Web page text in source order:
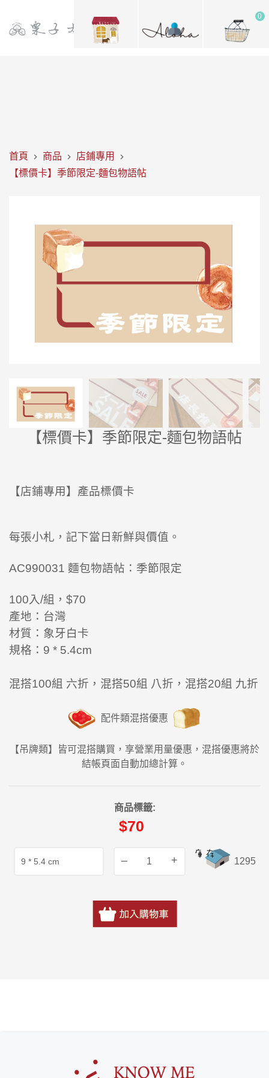
0
首頁 商品
店鋪專用
【標價卡】季節限定-麵包物語帖
【標價卡】季節限定-麵包物語帖
【店鋪專用】產品標價卡
每張小札，記下當日新鮮與價值。
AC990031 麵包物語帖 ：季節限定
100入/組，$70
產地：台灣
材質：象牙白卡
規格：9 * 5.4cm
混搭100組 六折，混搭50組 八折，混搭20組 九折
配件類混搭優惠
【吊牌類】皆可混搭購買，享營業用量優惠，混搭優惠將於
結帳頁面自動加總計算。
商品標籤:
$70
– + 1295